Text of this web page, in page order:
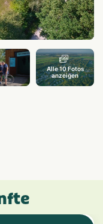
Alle 10 Fotos
anzeigen